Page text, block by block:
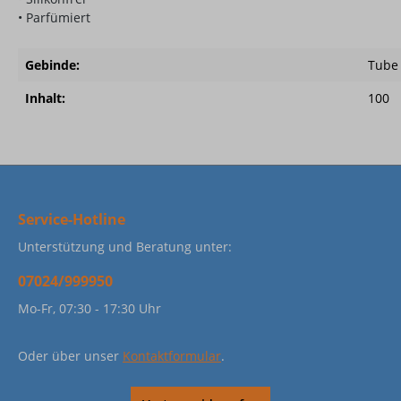
• Parfümiert
Gebinde:
Tube
Inhalt:
100
Service-Hotline
Unterstützung und Beratung unter:
07024/999950
Mo-Fr, 07:30 - 17:30 Uhr
Oder über unser Kontaktformular.